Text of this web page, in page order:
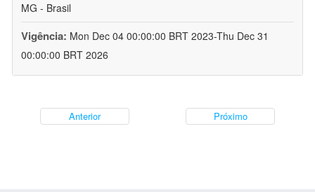
MG - Brasil
Vigência: Mon Dec 04 00:00:00 BRT 2023-Thu Dec 31
00:00:00 BRT 2026
Anterior Próximo